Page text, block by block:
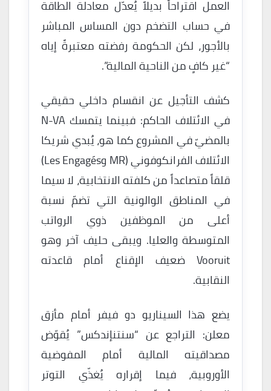
العمل اقتراحاً بديلاً يُعدّل معادلة الطاقة
في حساب التضخم دون المساس المباشر
بالأجور، لكن الحكومة رفضته معتبرةً إياه
“غير كافٍ من الناحية المالية”.
كشف التأجيل عن انقسام داخلي حقيقي
في الائتلاف الحاكم: فبينما يتمسك N-VA
بالمضيّ في المشروع كما هو، يُبدي شريكا
الائتلاف الفرانكوفوني (MR وLes Engagés)
قلقاً متصاعداً من كلفته الانتخابية، لا سيما
في المناطق الوالونية التي تضمّ نسبة
أعلى من الموظفين ذوي الرواتب
المتوسطة والعليا. ويبقى حليف آخر وهو
Vooruit ضعيف الإقناع أمام قاعدته
النقابية.
يضع هذا السيناريو دو فيفر أمام مأزق
معلن: التراجع عن “سنتنإندكس” يُقوّض
مصداقيته المالية أمام المفوضية
الأوروبية، فيما إقراره يُغذّي التوتر